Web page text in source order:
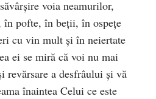
voia neamurilor,
în pofte, în beţii, în ospeţe
cu vin mult şi în neiertate
ei se miră că voi nu mai
revărsare a desfrâului şi vă
înaintea Celui ce este